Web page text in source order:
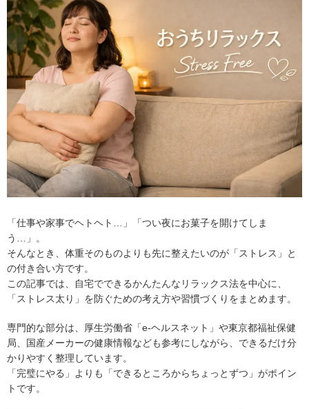
「仕事や家事でヘトヘト…」「つい夜にお菓子を開けてしま
う…」。
そんなとき、体重そのものよりも先に整えたいのが「ストレス」と
の付き合い方です。
この記事では、自宅でできるかんたんなリラックス法を中心に、
「ストレス太り」を防ぐための考え方や習慣づくりをまとめます。
専門的な部分は、厚生労働省「e-ヘルスネット」や東京都福祉保健
局、国産メーカーの健康情報なども参考にしながら、できるだけ分
かりやすく整理しています。
「完璧にやる」よりも「できるところからちょっとずつ」がポイン
トです。